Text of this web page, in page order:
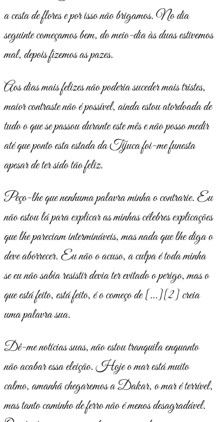
a cesta de flores e por isso não brigamos. No dia
seguinte começamos bem, do meio-dia às duas estivemos
mal, depois fizemos as pazes.
Aos dias mais felizes não poderia suceder mais tristes,
maior contras­te não é possível, ainda estou atordoada de
tudo o que se passou durante este mês e não posso medir
até que ponto esta estada da Tijuca foi-me funesta
apesar de ter sido tão feliz.
Peço-lhe que nenhuma palavra minha o contrarie. Eu
não estou lá para explicar as minhas célebres explicações
que lhe pareciam intermináveis, mas nada que lhe diga o
deve aborrecer. Eu não o acuso, a culpa é toda minha
se eu não sabia resistir devia ter evitado o perigo, mas o
que está feito, está feito, é o começo de […][2]creia
uma palavra sua.
Dê-me notícias suas, não estou tranquila enquanto
não acabar essa eleição. Hoje o mar está muito
calmo, amanhã chegaremos a Dakar, o mar é terrível,
mas tanto caminho de ferro não é menos desagradável.